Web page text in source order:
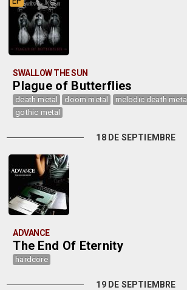
SWALLOW THE SUN
Plague of Butterflies
death metal doom metal
melodic death metal
gothic metal
18 DE SEPTIEMBRE
ADVANCE
The End Of Eternity
hardcore
19 DE SEPTIEMBRE